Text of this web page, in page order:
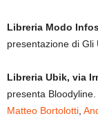
Libreria Modo
presentazione di Gli
Libreria Ubik, via
presenta
Matteo Bortolotti